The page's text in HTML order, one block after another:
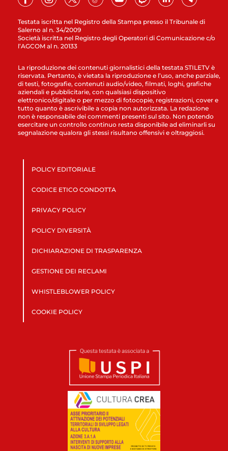
Testata iscritta nel Registro della Stampa presso il Tribunale di
Salerno al n. 34/2009
Società iscritta nel Registro degli Operatori di Comunicazione c/o
l’AGCOM al n. 20133
La riproduzione dei contenuti giornalistici della testata STILETV è
riservata. Pertanto, è vietata la riproduzione e l’uso, anche parziale,
di testi, fotografie, contenuti audio/video, filmati, loghi, grafiche
aziendali e pubblicitarie, con qualsiasi dispositivo
elettronico/digitale o per mezzo di fotocopie, registrazioni, cover e
tutto quanto è ascrivibile a copia non autorizzata. La redazione
non è responsabile dei commenti presenti sul sito. Non potendo
esercitare un controllo continuo resta disponibile ad eliminarli su
segnalazione qualora gli stessi risultano offensivi e oltraggiosi.
POLICY EDITORIALE
CODICE ETICO CONDOTTA
PRIVACY POLICY
POLICY DIVERSITÀ
DICHIARAZIONE DI TRASPARENZA
GESTIONE DEI RECLAMI
WHISTLEBLOWER POLICY
COOKIE POLICY